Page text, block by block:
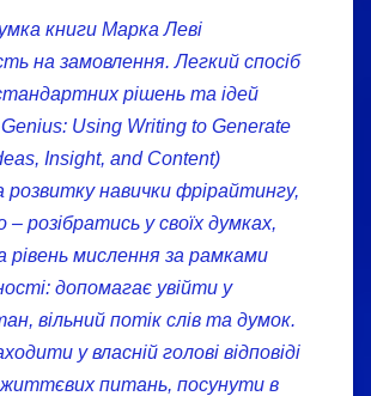
книги Марка Леві
на замовлення. Легкий спосіб
рішень та ідей
Using Writing to Generate
Insight, and Content)
розвитку навички фрірайтингу,
розібратись у своїх думках,
рівень мислення за рамками
допомагає увійти у
вільний потік слів та думок.
у власній голові відповіді
питань, посунути в